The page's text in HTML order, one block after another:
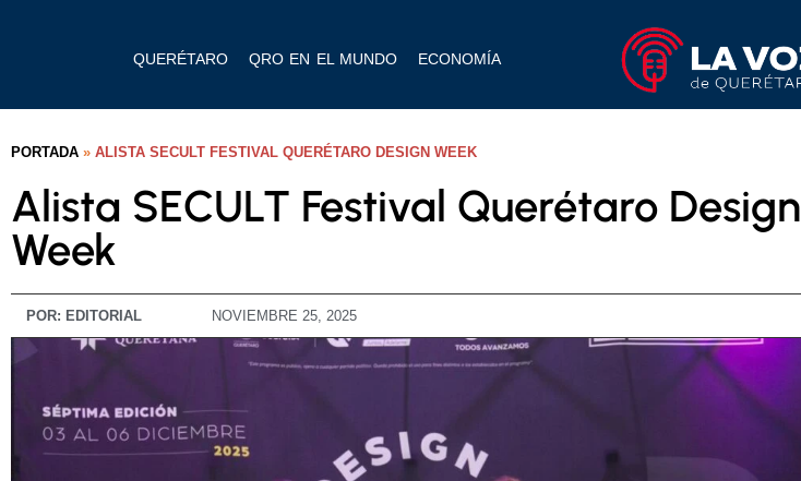
QUERÉTARO QRO EN EL MUNDO ECONOMÍA
PORTADA » ALISTA SECULT FESTIVAL QUERÉTARO DESIGN WEEK
Alista SECULT Festival Querétaro Design
Week
POR: EDITORIAL NOVIEMBRE 25, 2025